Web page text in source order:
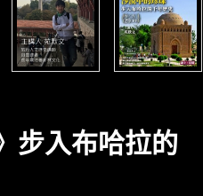
步入布哈拉的